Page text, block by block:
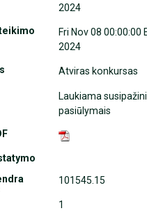
2024
Fri Nov 08 00:00:00
2024
Atviras konkursas
Laukiama
pasiūlymais
101545.15
1